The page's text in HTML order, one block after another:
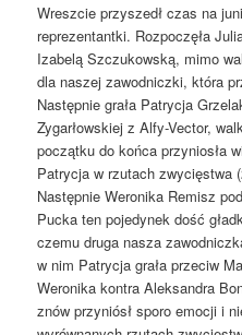
Wreszcie przyszedł czas na
reprezentantki. Rozpoczęła
Izabelą Szczukowską, mimo
dla naszej zawodniczki, która
Następnie grała Patrycja
Zygarłowskiej z Alfy-Vector,
początku do końca przyniosła
Patrycja w rzutach zwycięstwa
Następnie Weronika Remisz
Pucka ten pojedynek dość
czemu druga nasza
w nim Patrycja grała przeciw
Weronika kontra Aleksandra
znów przyniósł sporo emocji i